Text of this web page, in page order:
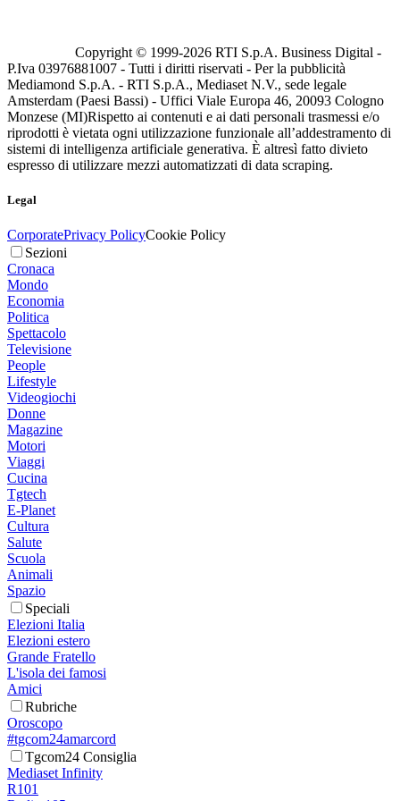
Copyright © 1999-2026 RTI S.p.A. Business Digital -
P.Iva 03976881007 - Tutti i diritti riservati - Per la pubblicità
Mediamond S.p.A. - RTI S.p.A., Mediaset N.V., sede legale
Amsterdam (Paesi Bassi) - Uffici Viale Europa 46, 20093 Cologno
Monzese (MI)Rispetto ai contenuti e ai dati personali trasmessi e/o
riprodotti è vietata ogni utilizzazione funzionale all’addestramento di
sistemi di intelligenza artificiale generativa. È altresì fatto divieto
espresso di utilizzare mezzi automatizzati di data scraping.
Legal
CorporatePrivacy PolicyCookie Policy
Sezioni
Cronaca
Mondo
Economia
Politica
Spettacolo
Televisione
People
Lifestyle
Videogiochi
Donne
Magazine
Motori
Viaggi
Cucina
Tgtech
E-Planet
Cultura
Salute
Scuola
Animali
Spazio
Speciali
Elezioni Italia
Elezioni estero
Grande Fratello
L'isola dei famosi
Amici
Rubriche
Oroscopo
#tgcom24amarcord
Tgcom24 Consiglia
Mediaset Infinity
R101